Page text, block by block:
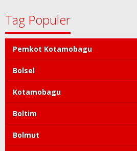
Tag Populer
Pemkot Kotamobagu
Bolsel
Kotamobagu
Boltim
Bolmut